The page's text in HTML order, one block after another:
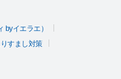
byイエラエ）
すまし対策